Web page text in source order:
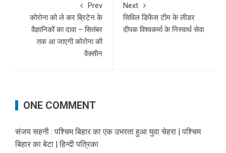
Prev
कोरोना को ले कर ब्रिटेन के
वैज्ञानिकों का दावा – सितंबर
तक आ जाएगी कोरोना की
वैक्सीन
Next
सिविल डिफेंस टीम के लीडर
दीपक विश्वकर्मा के निस्वार्थ सेवा
ONE COMMENT
संजय सहनी : पश्चिम बिहार का एक उभरता हुआ युवा चेहरा | पश्चिम
बिहार का बेटा | हिन्दी पत्रिका